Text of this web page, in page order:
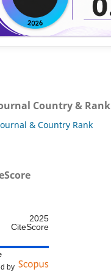
Country & Rank
2025
CiteScore
by